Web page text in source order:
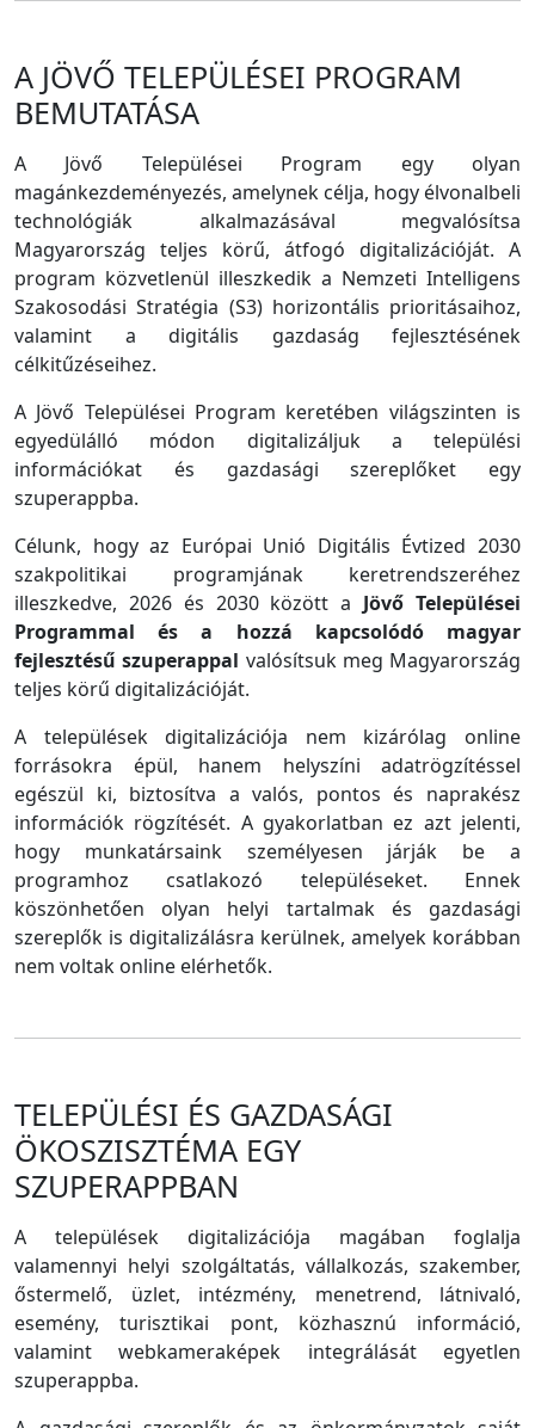
A JÖVŐ TELEPÜLÉSEI PROGRAM
BEMUTATÁSA
A Jövő Települései Program egy olyan
magánkezdeményezés, amelynek célja, hogy élvonalbeli
technológiák alkalmazásával megvalósítsa
Magyarország teljes körű, átfogó digitalizációját. A
program közvetlenül illeszkedik a Nemzeti Intelligens
Szakosodási Stratégia (S3) horizontális prioritásaihoz,
valamint a digitális gazdaság fejlesztésének
célkitűzéseihez.
A Jövő Települései Program keretében világszinten is
egyedülálló módon digitalizáljuk a települési
információkat és gazdasági szereplőket egy
szuperappba.
Célunk, hogy az Európai Unió Digitális Évtized 2030
szakpolitikai programjának keretrendszeréhez
illeszkedve, 2026 és 2030 között a Jövő Települései
Programmal és a hozzá kapcsolódó magyar
fejlesztésű szuperappal valósítsuk meg Magyarország
teljes körű digitalizációját.
A települések digitalizációja nem kizárólag online
forrásokra épül, hanem helyszíni adatrögzítéssel
egészül ki, biztosítva a valós, pontos és naprakész
információk rögzítését. A gyakorlatban ez azt jelenti,
hogy munkatársaink személyesen járják be a
programhoz csatlakozó településeket. Ennek
köszönhetően olyan helyi tartalmak és gazdasági
szereplők is digitalizálásra kerülnek, amelyek korábban
nem voltak online elérhetők.
TELEPÜLÉSI ÉS GAZDASÁGI
ÖKOSZISZTÉMA EGY
SZUPERAPPBAN
A települések digitalizációja magában foglalja
valamennyi helyi szolgáltatás, vállalkozás, szakember,
őstermelő, üzlet, intézmény, menetrend, látnivaló,
esemény, turisztikai pont, közhasznú információ,
valamint webkameraképek integrálását egyetlen
szuperappba.